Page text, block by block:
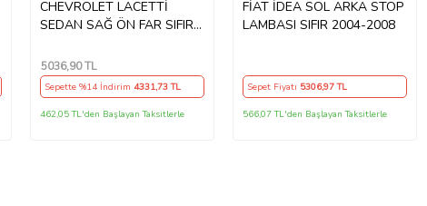
CHEVROLET LACETTİ
SEDAN SAĞ ÖN FAR SIFIR
5036,90 TL
Sepette %14 İndirim 4331,73 TL
462,05 TL'den Başlayan Taksitlerle
FİAT İDEA SOL ARKA STOP
LAMBASI SIFIR 2004-2008
Sepet Fiyatı 5306,97 TL
566,07 TL'den Başlayan Taksitlerle